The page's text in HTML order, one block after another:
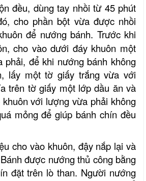
đều, dùng tay nhồi từ 45 phút
cho phần bột vừa được nhồi
để nướng bánh. Trước khi
cho vào dưới đáy khuôn một
phải, để khi nướng bánh không
lấy một tờ giấy trắng vừa với
trên tờ giấy một lớp dầu ăn và
với lượng vừa phải không
mỏng để giúp bánh chín đều
cho vào khuôn, đậy nắp lại và
được nướng thủ công bằng
đặt trên lò than. Người nướng